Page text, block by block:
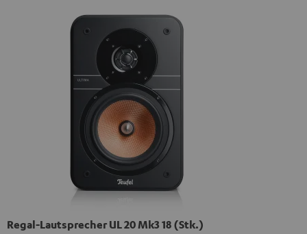
Regal-Lautsprecher UL 20 Mk3 18 (Stk.)